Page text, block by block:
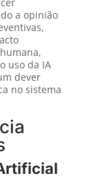
a opinião
uso da IA
dever
no sistema